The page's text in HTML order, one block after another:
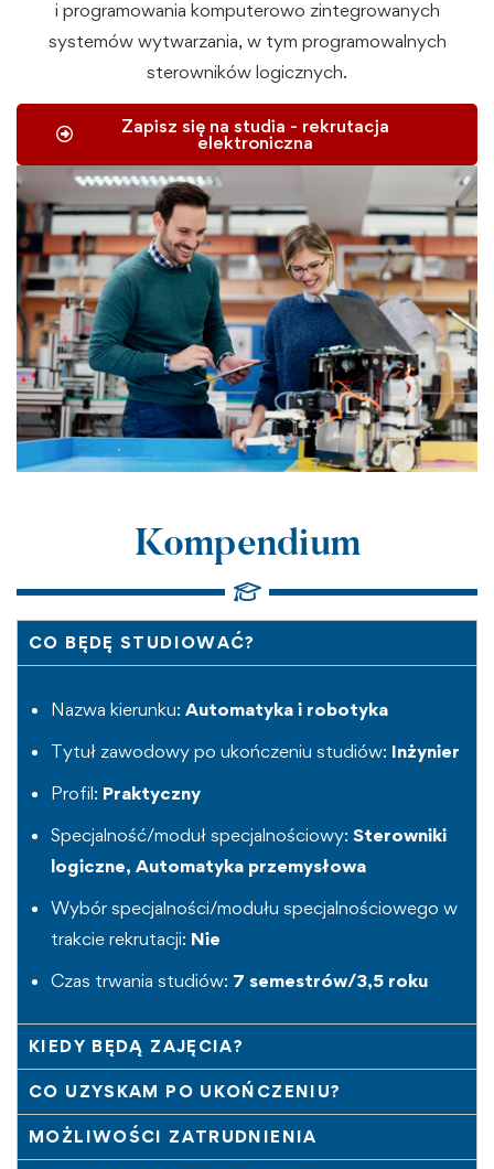
i programowania komputerowo zintegrowanych
systemów wytwarzania, w tym programowalnych
sterowników logicznych.
Zapisz się na studia - rekrutacja
elektroniczna
Kompendium
CO BĘDĘ STUDIOWAĆ?
Nazwa kierunku: Automatyka i robotyka
Tytuł zawodowy po ukończeniu studiów: Inżynier
Profil: Praktyczny
Specjalność/moduł specjalnościowy: Sterowniki
logiczne, Automatyka przemysłowa
Wybór specjalności/modułu specjalnościowego w
trakcie rekrutacji: Nie
Czas trwania studiów: 7 semestrów/3,5 roku
KIEDY BĘDĄ ZAJĘCIA?
CO UZYSKAM PO UKOŃCZENIU?
MOŻLIWOŚCI ZATRUDNIENIA